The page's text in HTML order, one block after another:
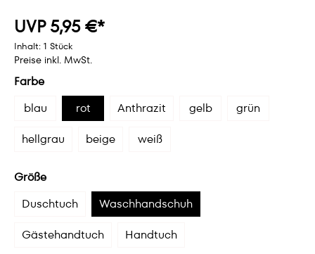
UVP 5,95 €*
Inhalt: 1 Stück
Preise inkl. MwSt.
Farbe
blau
rot Anthrazit gelb
grün
hellgrau
beige weiß
Größe
Duschtuch
Waschhandschuh
Gästehandtuch
Handtuch